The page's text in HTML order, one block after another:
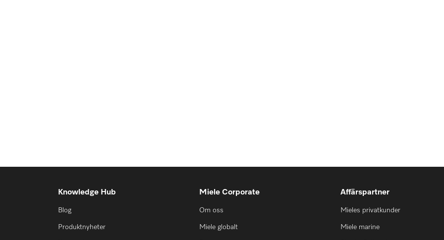
Knowledge Hub
Blog
Produktnyheter
Miele Corporate
Om oss
Miele globalt
Affärspartner
Mieles privatkunder
Miele marine